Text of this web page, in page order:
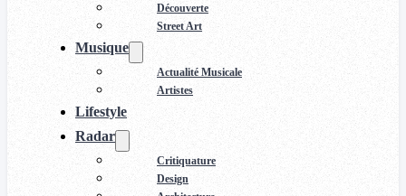
Découverte
Street Art
Musique
Actualité Musicale
Artistes
Lifestyle
Radar
Critiquature
Design